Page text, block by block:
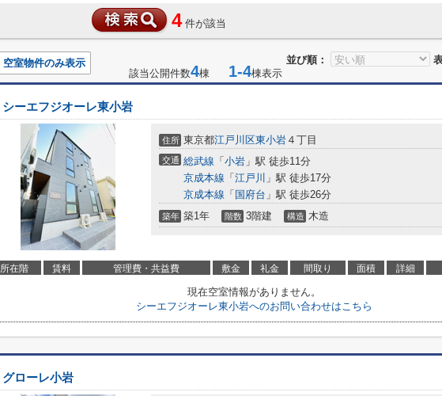
4 件が該当
並び順：
空室物件のみ表示
該当公開件数4棟 1-4棟表示
シーエフジオーレ東小岩
住所 東京都江戸川区東小岩 ４丁目
交通 総武線 「 小岩 」駅 徒歩11分
京成本線 「 江戸川 」駅 徒歩17分
京成本線 「 国府台 」駅 徒歩26分
築年 築1年 階数 3階建 構造 木造
所在階 賃料 管理費・共益費 敷金 礼金 間取り 面積 詳細
現在空室情報がありません。
シーエフジオーレ東小岩へのお問い合わせはこちら
グローレ小岩